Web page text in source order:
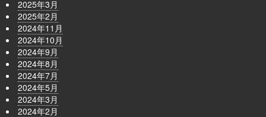
2025年3月
2025年2月
2024年11月
2024年10月
2024年9月
2024年8月
2024年7月
2024年5月
2024年3月
2024年2月